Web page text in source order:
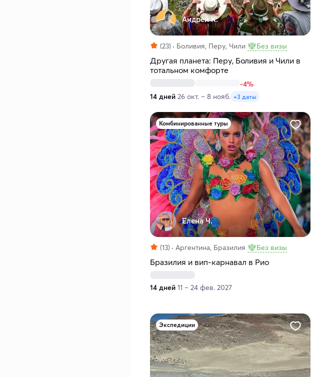
Андрей К.
(23) Боливия, Перу, Чили Без визы
Другая планета: Перу, Боливия и Чили в
тотальном комфорте
-4%
14 дней 26 окт. – 8 нояб. +3 даты
Комбинированные туры
Елена Ч.
(13) Аргентина, Бразилия Без визы
Бразилия и вип-карнавал в Рио
14 дней 11 – 24 фев. 2027
Экспедиции